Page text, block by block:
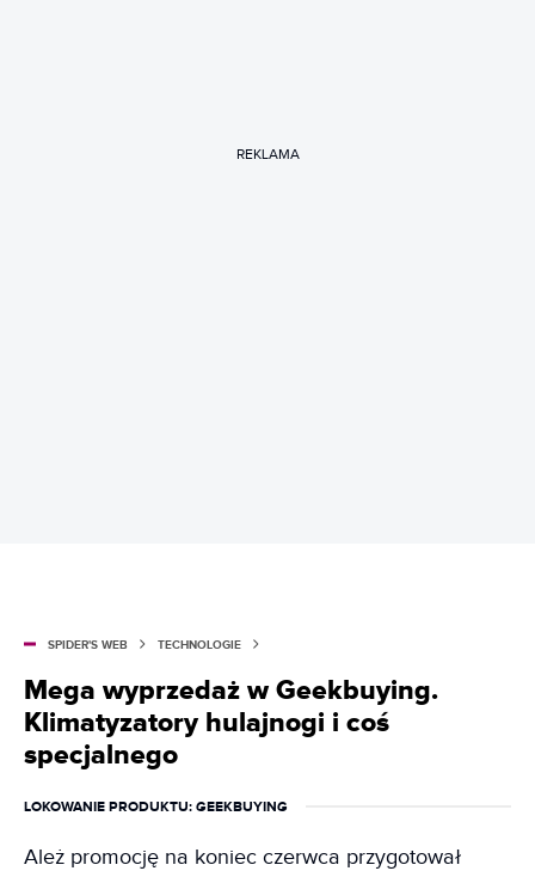
REKLAMA
SPIDER'S WEB TECHNOLOGIE
Mega wyprzedaż w Geekbuying.
Klimatyzatory hulajnogi i coś
specjalnego
LOKOWANIE PRODUKTU: GEEKBUYING
Ależ promocję na koniec czerwca przygotował